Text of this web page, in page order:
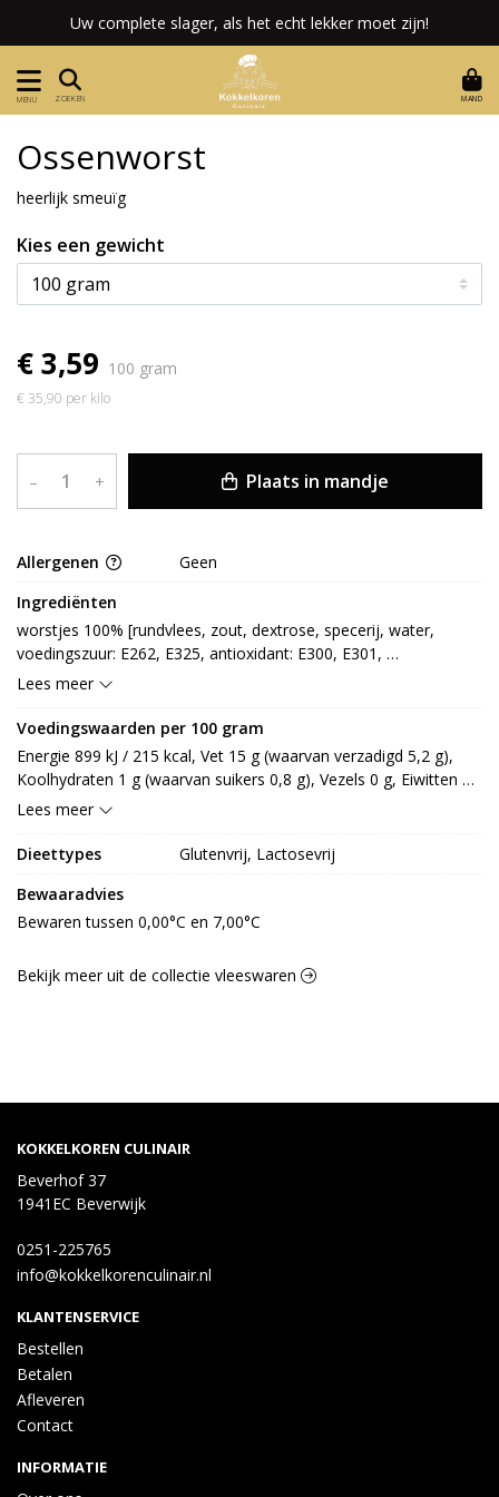
Uw complete slager, als het echt lekker moet zijn!
MENU ZOEKEN MAND
Ossenworst
heerlijk smeuïg
Kies een gewicht
€ 3,59 100 gram
€ 35,90 per kilo
– + Plaats in mandje
Allergenen
Geen
Ingrediënten
worstjes 100% [rundvlees, zout, dextrose, specerij, water,
voedingszuur: E262, E325, antioxidant: E300, E301,
smaakversterker: E621, conserveermiddel: E250, E252]
Lees meer
Voedingswaarden per 100 gram
Energie 899 kJ / 215 kcal, Vet 15 g (waarvan verzadigd 5,2 g),
Koolhydraten 1 g (waarvan suikers 0,8 g), Vezels 0 g, Eiwitten
17,3 g, Zout 2,4 g.
Lees meer
Dieettypes
Glutenvrij, Lactosevrij
Bewaaradvies
Bewaren tussen 0,00°C en 7,00°C
Bekijk meer uit de collectie vleeswaren
KOKKELKOREN CULINAIR
Beverhof 37
1941EC Beverwijk
0251-225765
info@kokkelkorenculinair.nl
KLANTENSERVICE
Bestellen
Betalen
Afleveren
Contact
INFORMATIE